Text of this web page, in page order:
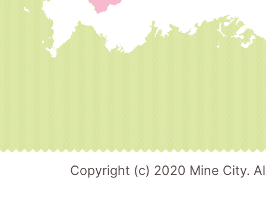
Copyright (c) 2020 Mine City.